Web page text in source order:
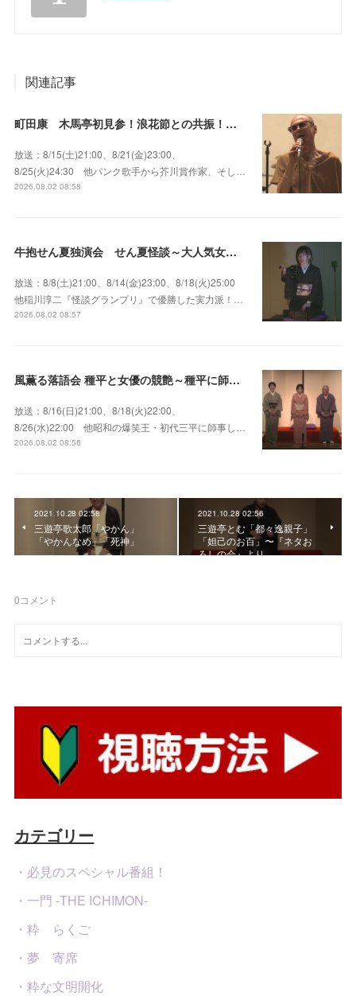
関連記事
町田康 木馬亭初見参！浪花節との共振！～マチダ地蔵尊 他
放送：8/15(土)21:00、8/21(金)23:00、
8/25(火)24:30 他パンク歌手から芥川賞作家、そし…
2026.08.02 08:58
牛抱せん夏独演会 せん夏怪談～大人気女性怪談師とっておきの背筋も凍る…
放送：8/8(土)21:00、8/14(金)23:00、8/18(火)25:00
他稲川淳二『怪談グランプリ』で優勝した実力派！…
2026.08.02 08:57
風薫る落語会 種平と女優の競艶～種平に師事した女優たちが百花繚乱に咲き誇る大人気落語会
放送：8/16(日)21:00、8/18(火)22:00、
8/26(水)22:00 他昭和の爆笑王・初代三平に師事し…
2026.08.02 08:56
2021.10.28 02:58
三遊亭歌太郎「やかん」
「やかんなめ」「死神」
2021.10.28 02:56
三遊亭とむ「都々逸親子」
「妲己のお百」〜『ネタお
ろしの会』より
0コメント
カテゴリー
・必見のスペシャル番組！
・一門 -THE ICHIMON-
・粋 らくご
・夢 寄席
・粋な文明開化